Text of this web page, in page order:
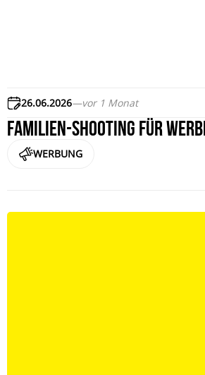
26.06.2026—vor 1 Monat
Familien-Shooting für
WERBUNG